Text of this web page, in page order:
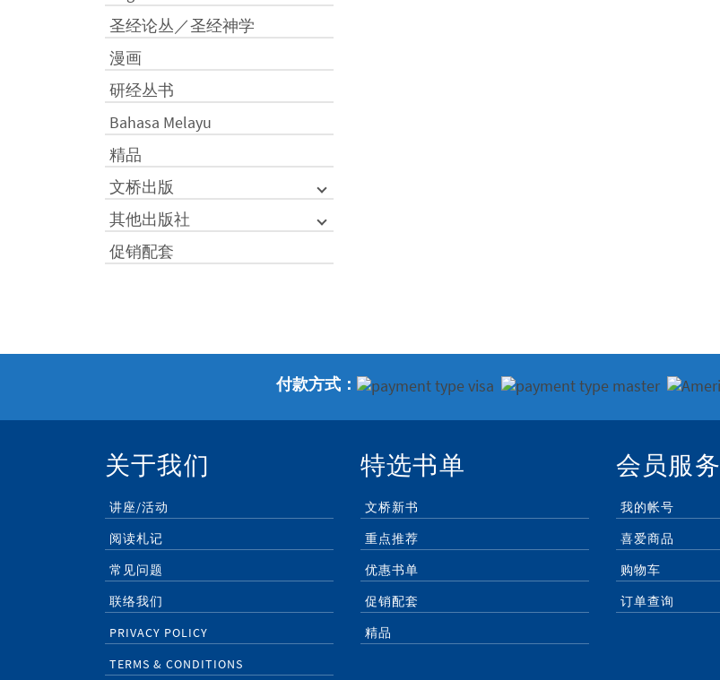
圣经论丛／圣经神学
漫画
研经丛书
Bahasa Melayu
精品
文桥出版
其他出版社
促销配套
付款方式：
关于我们
讲座/活动
阅读札记
常见问题
联络我们
PRIVACY POLICY
TERMS & CONDITIONS
特选书单
文桥新书
重点推荐
优惠书单
促销配套
精品
会员服务
我的帐号
喜爱商品
购物车
订单查询